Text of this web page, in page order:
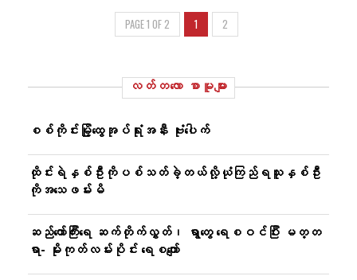
PAGE 1 OF 2 1 2
လတ်တ‌လော စာမူများ
စစ်ကိုင်းမြို့ထွေအုပ်ရုံးအနီး ဗုံးပေါက်
ထိုင်းရဲနှစ်ဦးကိုပစ်သတ်ခဲ့တယ်လို့ယုံကြည်ရသူနှစ်ဦး
ကိုအသေဖမ်းမိ
ဆည်တော်ကြီးရေ ဆက်တိုက်လွှတ်၊ ရွာတွေ ရေစဝင်ပြီး မတ္တ
ရာ- မိုးကုတ်လမ်းပိုင်း ရေစကျော်